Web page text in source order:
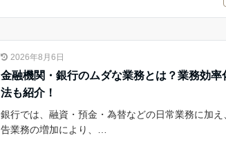
2026年8月6日
金融機関・銀行のムダな業務とは？業務効率
法も紹介！
銀行では、融資・預金・為替などの日常業務に加え
告業務の増加により、…